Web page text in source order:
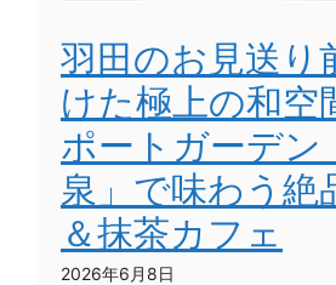
羽田のお見送り
けた極上の和空
ポートガーデン
泉」で味わう絶
＆抹茶カフェ
2026年6月8日